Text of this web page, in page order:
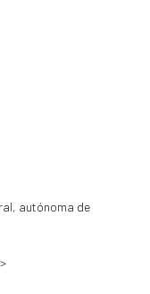
autónoma de